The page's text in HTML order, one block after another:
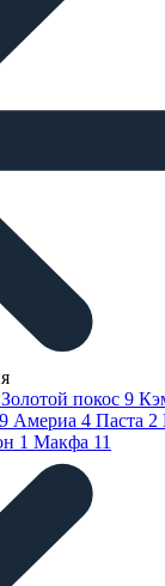
Золотой покос 9
Америа 4 Паста 2
1 Макфа 11